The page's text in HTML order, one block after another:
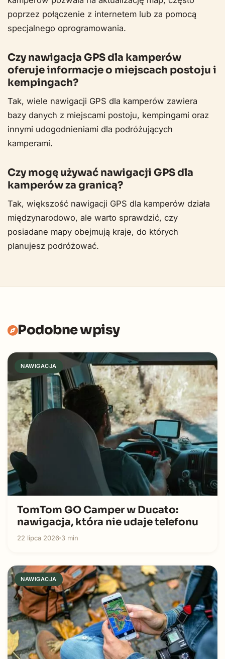
poprzez połączenie z internetem lub za pomocą
specjalnego oprogramowania.
Czy nawigacja GPS dla kamperów
oferuje informacje o miejscach postoju i
kempingach?
Tak, wiele nawigacji GPS dla kamperów zawiera
bazy danych z miejscami postoju, kempingami oraz
innymi udogodnieniami dla podróżujących
kamperami.
Czy mogę używać nawigacji GPS dla
kamperów za granicą?
Tak, większość nawigacji GPS dla kamperów działa
międzynarodowo, ale warto sprawdzić, czy
posiadane mapy obejmują kraje, do których
planujesz podróżować.
Podobne wpisy
NAWIGACJA
TomTom GO Camper w Ducato:
nawigacja, która nie udaje telefonu
22 lipca 2026 3 min
NAWIGACJA